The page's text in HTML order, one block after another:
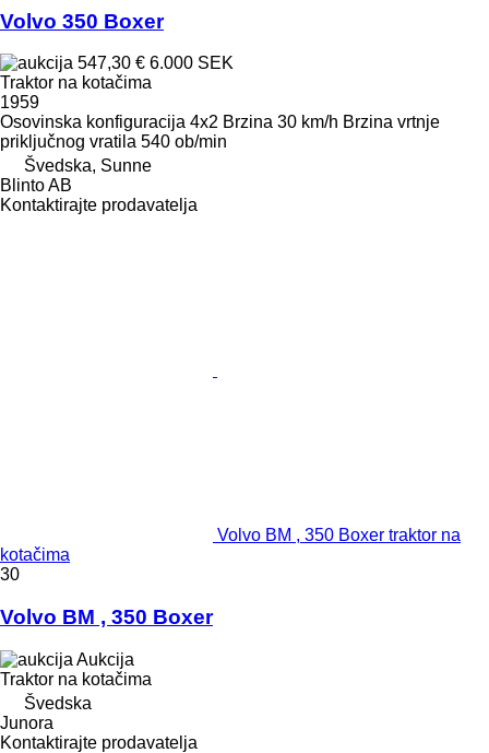
Volvo 350 Boxer
547,30 € 6.000 SEK
Traktor na kotačima
1959
Osovinska konfiguracija 4x2 Brzina 30 km/h Brzina vrtnje
priključnog vratila 540 ob/min
Švedska, Sunne
Blinto AB
Kontaktirajte prodavatelja
Volvo BM , 350 Boxer traktor na
kotačima
30
Volvo BM , 350 Boxer
Aukcija
Traktor na kotačima
Švedska
Junora
Kontaktirajte prodavatelja